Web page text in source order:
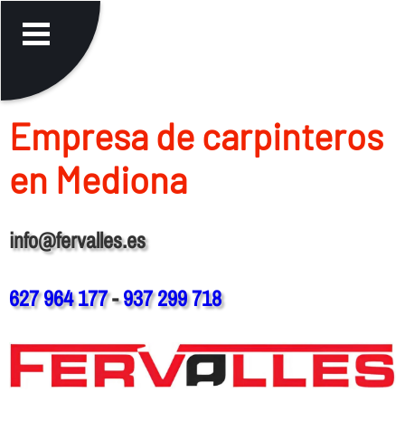
Empresa de carpinteros
en Mediona
info@fervalles.es
627 964 177-937 299 718